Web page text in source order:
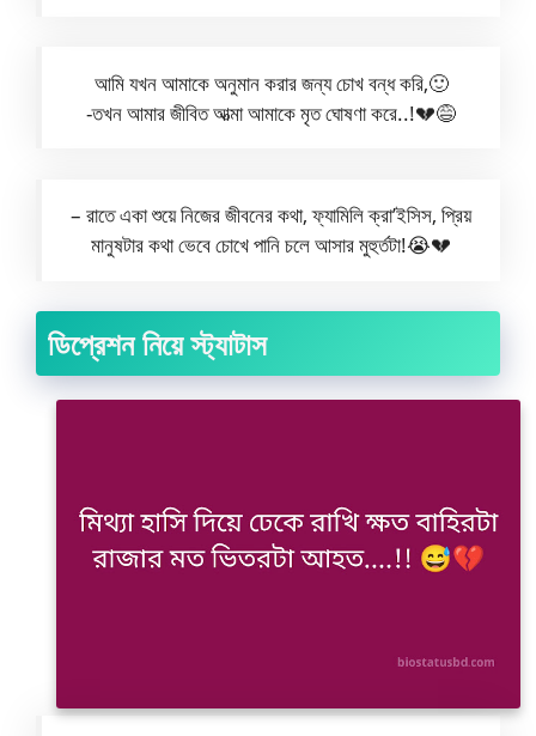
আমি যখন আমাকে অনুমান করার জন্য চোখ বন্ধ করি,🙂
-তখন আমার জীবিত আত্মা আমাকে মৃত ঘোষণা করে..!💔😅
– রাতে একা শুয়ে নিজের জীবনের কথা, ফ্যামিলি ক্রা’ইসিস, প্রিয়
মানুষটার কথা ভেবে চোখে পানি চলে আসার মুহুর্তটা!😭💔
ডিপ্রেশন নিয়ে স্ট্যাটাস